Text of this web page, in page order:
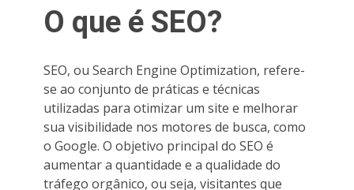
O que é SEO?
SEO, ou Search Engine Optimization, refere-
se ao conjunto de práticas e técnicas
utilizadas para otimizar um site e melhorar
sua visibilidade nos motores de busca, como
o Google. O objetivo principal do SEO é
aumentar a quantidade e a qualidade do
tráfego orgânico, ou seja, visitantes que